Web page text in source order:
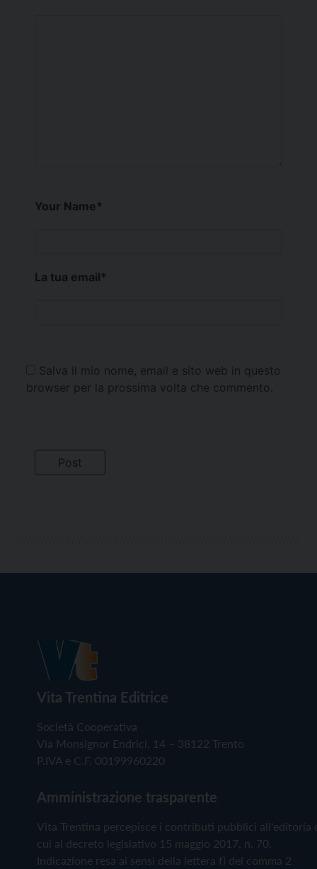
Your Name*
La tua email*
Salva il mio nome, email e sito web in questo
browser per la prossima volta che commento.
Vita Trentina Editrice
Società Cooperativa
Via Monsignor Endrici, 14 – 38122 Trento
P.IVA e C.F. 00199960220
Amministrazione trasparente
Vita Trentina percepisce i contributi pubblici all'editoria
cui al decreto legislativo 15 maggio 2017, n. 70.
Indicazione resa ai sensi della lettera f) del comma 2